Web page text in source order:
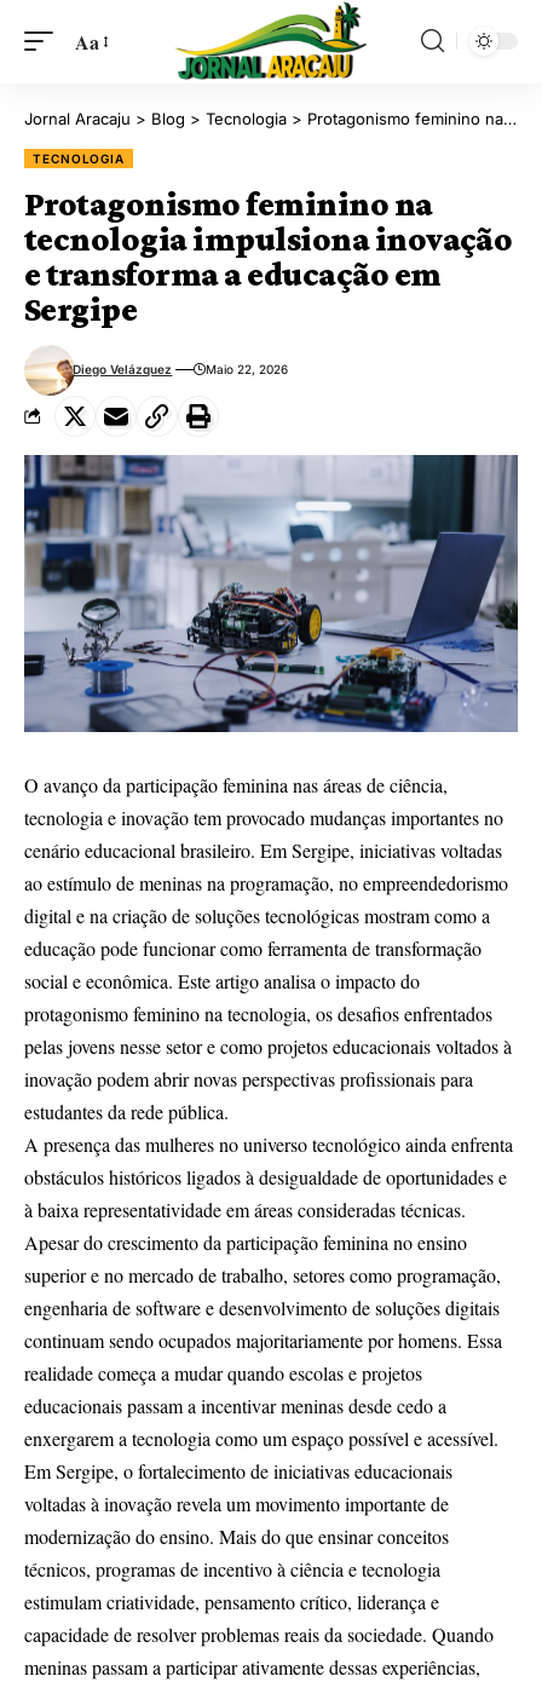
Aa
Jornal Aracaju > Blog > Tecnologia > Protagonismo feminino na tecnologia impulsiona inovação e transforma a educação em Sergipe
TECNOLOGIA
Protagonismo feminino na
tecnologia impulsiona inovação
e transforma a educação em
Sergipe
Diego Velázquez Maio 22, 2026
O avanço da participação feminina nas áreas de ciência,
tecnologia e inovação tem provocado mudanças importantes no
cenário educacional brasileiro. Em Sergipe, iniciativas voltadas
ao estímulo de meninas na programação, no empreendedorismo
digital e na criação de soluções tecnológicas mostram como a
educação pode funcionar como ferramenta de transformação
social e econômica. Este artigo analisa o impacto do
protagonismo feminino na tecnologia, os desafios enfrentados
pelas jovens nesse setor e como projetos educacionais voltados à
inovação podem abrir novas perspectivas profissionais para
estudantes da rede pública.
A presença das mulheres no universo tecnológico ainda enfrenta
obstáculos históricos ligados à desigualdade de oportunidades e
à baixa representatividade em áreas consideradas técnicas.
Apesar do crescimento da participação feminina no ensino
superior e no mercado de trabalho, setores como programação,
engenharia de software e desenvolvimento de soluções digitais
continuam sendo ocupados majoritariamente por homens. Essa
realidade começa a mudar quando escolas e projetos
educacionais passam a incentivar meninas desde cedo a
enxergarem a tecnologia como um espaço possível e acessível.
Em Sergipe, o fortalecimento de iniciativas educacionais
voltadas à inovação revela um movimento importante de
modernização do ensino. Mais do que ensinar conceitos
técnicos, programas de incentivo à ciência e tecnologia
estimulam criatividade, pensamento crítico, liderança e
capacidade de resolver problemas reais da sociedade. Quando
meninas passam a participar ativamente dessas experiências,